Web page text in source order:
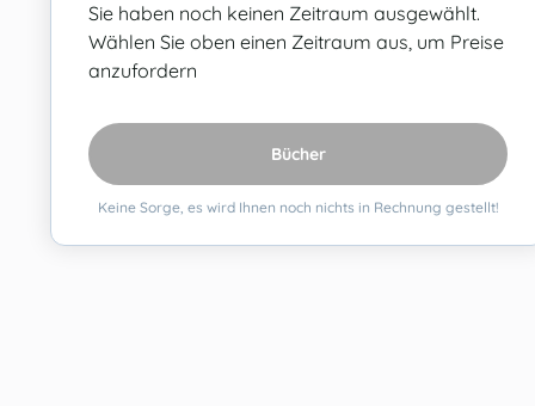
Sie haben noch keinen Zeitraum ausgewählt.
Wählen Sie oben einen Zeitraum aus, um Preise
anzufordern
Bücher
Keine Sorge, es wird Ihnen noch nichts in Rechnung gestellt!